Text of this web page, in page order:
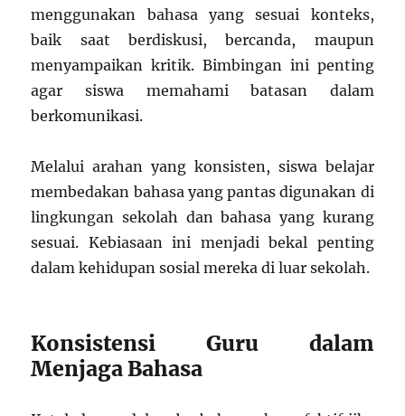
menggunakan bahasa yang sesuai konteks,
baik saat berdiskusi, bercanda, maupun
menyampaikan kritik. Bimbingan ini penting
agar siswa memahami batasan dalam
berkomunikasi.
Melalui arahan yang konsisten, siswa belajar
membedakan bahasa yang pantas digunakan di
lingkungan sekolah dan bahasa yang kurang
sesuai. Kebiasaan ini menjadi bekal penting
dalam kehidupan sosial mereka di luar sekolah.
Konsistensi Guru dalam
Menjaga Bahasa